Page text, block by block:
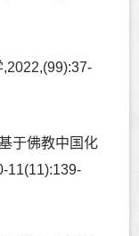
于佛教中国化
11(11):139-